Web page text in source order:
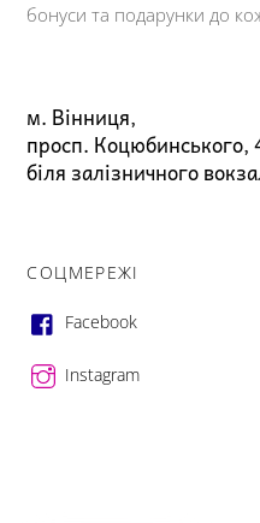
бонуси та подарунки до
м. Вінниця,
просп. Коцюбинського,
біля залізничного
СОЦМЕРЕЖІ
Facebook
Instagram